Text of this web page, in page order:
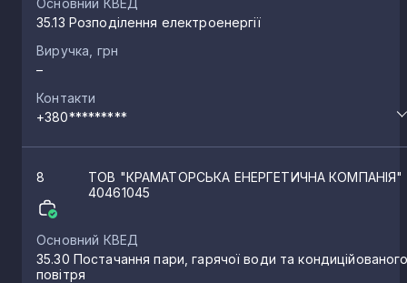
Щурове
Лебединське
Білозерське
Красногорівка
Селидове
35.13 Розподілення електроенергії
Виручка, грн
–
Контакти
+380*********
8 ТОВ "КРАМАТОРСЬКА ЕНЕРГЕТИЧНА КОМПАНІЯ"
40461045
Основний КВЕД
35.30 Постачання пари, гарячої води та
повітря